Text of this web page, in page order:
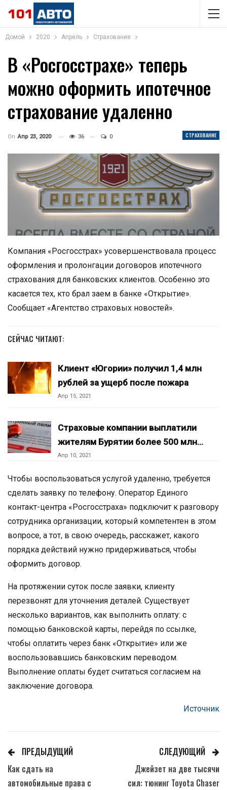
Домой 2020 Апрель Страхование
В «Росгосстрахе» теперь
можно оформить ипотечное
страхование удаленно
СТРАХОВАНИЕ
On Апр 23, 2020 36 0
Компания «Росгосстрах» усовершенствовала процесс
оформления и пролонгации договоров ипотечного
страхования для банковских клиентов. Особенно это
касается тех, кто брал заем в банке «Открытие».
Сообщает «Агентство страховых новостей».
СЕЙЧАС ЧИТАЮТ:
Клиент «Югории» получил 1,4 млн
рублей за ущерб после пожара
Апр 15, 2021
Страховые компании выплатили
жителям Бурятии более 500 млн…
Апр 10, 2021
Чтобы воспользоваться услугой удаленно, требуется
сделать заявку по телефону. Оператор Единого
контакт-центра «Росгосстраха» подключит к разговору
сотрудника организации, который компетентен в этом
вопросе, а тот, в свою очередь, расскажет, какого
порядка действий нужно придерживаться, чтобы
оформить договор.
На протяжении суток после заявки, клиенту
перезвонят для уточнения деталей. Существует
несколько вариантов, как выполнить оплату: с
помощью банковской карты, перейдя по ссылке,
чтобы оплатить через банк «Открытие» или же
воспользовавшись банковским переводом.
Выполнение оплаты будет считаться согласием на
заключение договора.
Источник
ПРЕДЫДУЩИЙ
Как сдать на
автомобильные права с
СЛЕДУЮЩИЙ
Джейзет на две тысячи
сил: тюнинг Toyota Chaser